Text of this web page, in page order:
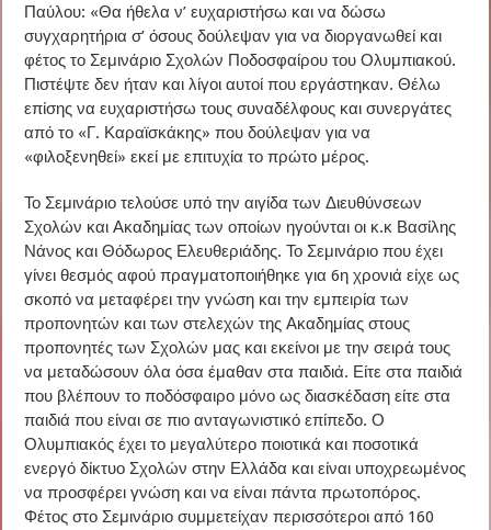
Παύλου: «Θα ήθελα ν’ ευχαριστήσω και να δώσω
συγχαρητήρια σ’ όσους δούλεψαν για να διοργανωθεί και
φέτος το Σεμινάριο Σχολών Ποδοσφαίρου του Ολυμπιακού.
Πιστέψτε δεν ήταν και λίγοι αυτοί που εργάστηκαν. Θέλω
επίσης να ευχαριστήσω τους συναδέλφους και συνεργάτες
από το «Γ. Καραϊσκάκης» που δούλεψαν για να
«φιλοξενηθεί» εκεί με επιτυχία το πρώτο μέρος.
Το Σεμινάριο τελούσε υπό την αιγίδα των Διευθύνσεων
Σχολών και Ακαδημίας των οποίων ηγούνται οι κ.κ Βασίλης
Νάνος και Θόδωρος Ελευθεριάδης. Το Σεμινάριο που έχει
γίνει θεσμός αφού πραγματοποιήθηκε για 6η χρονιά είχε ως
σκοπό να μεταφέρει την γνώση και την εμπειρία των
προπονητών και των στελεχών της Ακαδημίας στους
προπονητές των Σχολών μας και εκείνοι με την σειρά τους
να μεταδώσουν όλα όσα έμαθαν στα παιδιά. Είτε στα παιδιά
που βλέπουν το ποδόσφαιρο μόνο ως διασκέδαση είτε στα
παιδιά που είναι σε πιο ανταγωνιστικό επίπεδο. Ο
Ολυμπιακός έχει το μεγαλύτερο ποιοτικά και ποσοτικά
ενεργό δίκτυο Σχολών στην Ελλάδα και είναι υποχρεωμένος
να προσφέρει γνώση και να είναι πάντα πρωτοπόρος.
Φέτος στο Σεμινάριο συμμετείχαν περισσότεροι από 160